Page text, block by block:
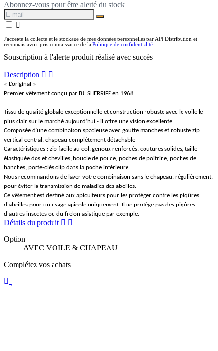
Abonnez-vous pour être alerté du stock

J'accepte la collecte et le stockage de mes données personnelles par API Distribution et
reconnais avoir pris connaissance de la Politique de confidentialité.
Souscription à l'alerte produit réalisé avec succès
Description
« L’original »
Premier vêtement conçu par BJ. SHERRIFF en 1968
Tissu de qualité globale exceptionnelle et construction robuste avec le voile le
plus clair sur le marché aujourd’hui - il offre une vision excellente.
Composée d’une combinaison spacieuse avec goutte manches et robuste zip
vertical central, chapeau complètement détachable
Caractéristiques : zip facile au col, genoux renforcés, coutures solides, taille
élastiquée dos et chevilles, boucle de pouce, poches de poitrine, poches de
hanches, porte-clés clip dans la poche inférieure.
Nous recommandons de laver votre combinaison sans le chapeau, régulièrement,
pour éviter la transmission de maladies des abeilles.
Ce vêtement est destiné aux apiculteurs pour les protéger contre les piqûres
d'abeilles pour un usage apicole uniquement. Il ne protège pas des piqûres
d'autres insectes ou du frelon asiatique par exemple.
Détails du produit
Option
AVEC VOILE & CHAPEAU
Complétez vos achats